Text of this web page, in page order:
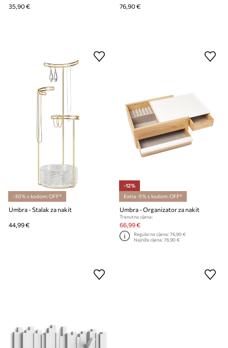
35,90 € 76,90 €
-30% s kodom: OFF*
Umbra - Stalak za nakit
44,99 €
-12%
Extra -5% s kodom: OFF*
Umbra - Organizator za nakit
Trenutna cijena:
66,99 €
Regularna cijena:76,90 €
Najniža cijena:76,90 €